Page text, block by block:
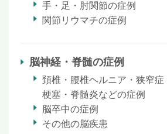
手・足・肘関節の症例
関節リウマチの症例
脳神経・脊髄の症例
頚椎・腰椎ヘルニア・狭窄症
梗塞・脊髄炎などの症例
脳卒中の症例
その他の脳疾患